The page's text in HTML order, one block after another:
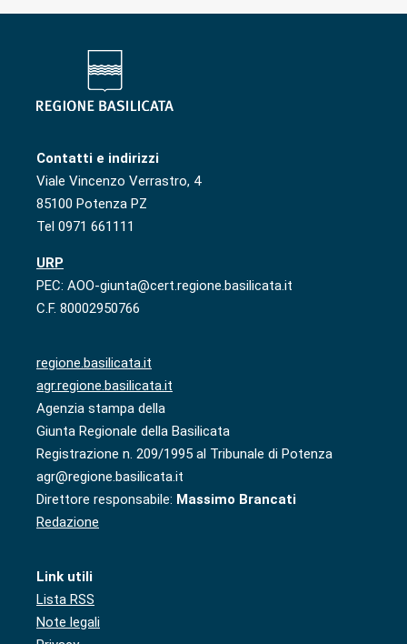
Contatti e indirizzi
Viale Vincenzo Verrastro, 4
85100 Potenza PZ
Tel 0971 661111
URP
PEC: AOO-giunta@cert.regione.basilicata.it
C.F. 80002950766
regione.basilicata.it
agr.regione.basilicata.it
Agenzia stampa della
Giunta Regionale della Basilicata
Registrazione n. 209/1995 al Tribunale di Potenza
agr@regione.basilicata.it
Direttore responsabile: Massimo Brancati
Redazione
Link utili
Lista RSS
Note legali